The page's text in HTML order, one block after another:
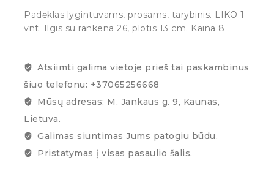
Padėklas lygintuvams, prosams, tarybinis. LIKO 1
vnt. Ilgis su rankena 26, plotis 13 cm. Kaina 8
Atsiimti galima vietoje prieš tai paskambinus
šiuo telefonu: +37065256668
Mūsų adresas: M. Jankaus g. 9, Kaunas,
Lietuva.
Galimas siuntimas Jums patogiu būdu.
Pristatymas į visas pasaulio šalis.